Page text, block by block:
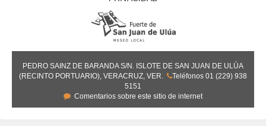
PEDRO SAINZ DE BARANDA S/N. ISLOTE DE SAN JUAN DE ULÚA
(RECINTO PORTUARIO), VERACRUZ, VER.
Teléfonos 01 (229) 938
5151
Comentarios sobre este sitio de internet